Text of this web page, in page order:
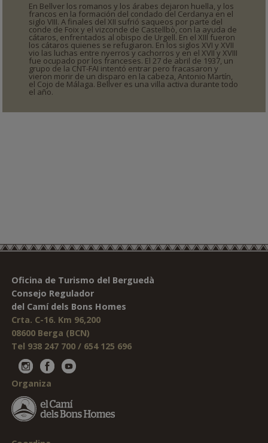
En Bellver los romanos y los árabes dejaron huella, y los
francos en la formación del condado del Cerdanya en el
siglo VIII. A finales del XII sufrió saqueos por parte del
conde de Foix y el vizconde de Castellbò, con la ayuda de
cátaros, enfrentados al obispo de Urgell. En el XIII fueron
los cátaros quienes se refugiaron. En los siglos XVI y XVII
vio las luchas entre nyerros y cachorros y en el XVII y XVIII
fue ocupado por los franceses. El 27 de abril de 1937, un
grupo de la CNT-FAI intentó entrar pero fracasaron y
vieron morir de un disparo en la cabeza, Antonio Martín,
el Cojo de Málaga. Bellver es una villa activa durante todo
el año.
Oficina de Turismo del Berguedà
Consejo Regulador
del Camí dels Bons Homes
Crta. C-16. Km 96,200
08600 Berga (BCN)
Tel 938 247 700 / 654 125 696
Organiza